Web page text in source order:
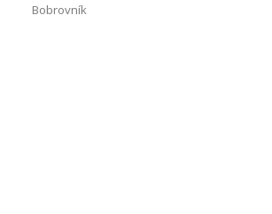
Bobrovník